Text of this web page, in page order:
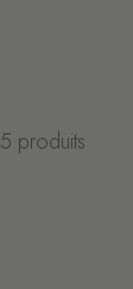
5 produits